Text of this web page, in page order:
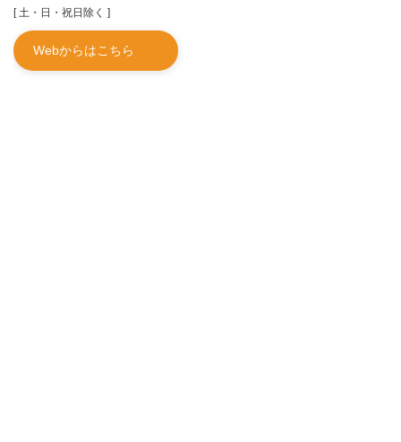
[ 土・日・祝日除く ]
Webからはこちら